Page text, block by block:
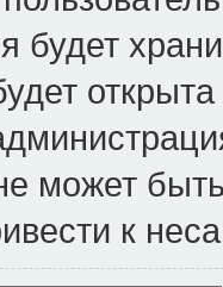
может
к